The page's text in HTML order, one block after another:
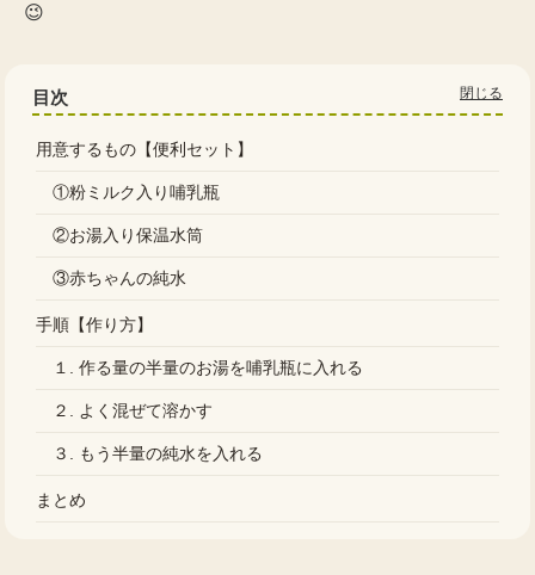
😉
目次
用意するもの【便利セット】
①粉ミルク入り哺乳瓶
②お湯入り保温水筒
③赤ちゃんの純水
手順【作り方】
１. 作る量の半量のお湯を哺乳瓶に入れる
２. よく混ぜて溶かす
３. もう半量の純水を入れる
まとめ